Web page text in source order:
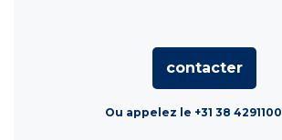
contacter
Ou appelez le +31 38 4291100